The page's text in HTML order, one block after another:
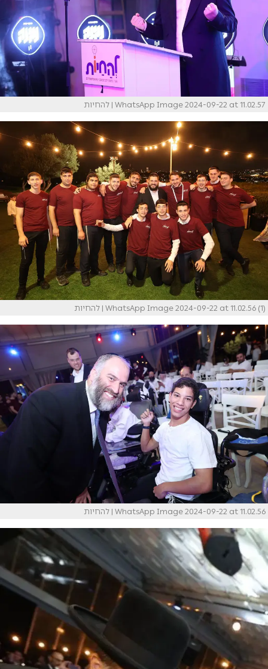
WhatsApp Image 2024-09-22 at 11.02.57 | להחיות
WhatsApp Image 2024-09-22 at 11.02.56 (1) | להחיות
WhatsApp Image 2024-09-22 at 11.02.56 | להחיות